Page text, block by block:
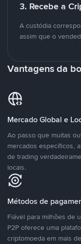
3. Recebe a
A custódia
assim que o
Vantagens da
Mercado Global e
Ao passo que muitas
mercados específicos,
de trading
locais.
Métodos de
Fiável para milhões de
P2P oferece uma
criptomoeda em mais